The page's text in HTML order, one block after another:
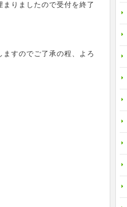
りましたので受付を終了
すのでご了承の程、よろ